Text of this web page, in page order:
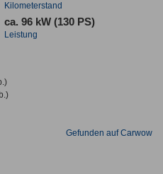
Kilometerstand
ca. 96 kW (130 PS)
Leistung
Gefunden auf Carwow